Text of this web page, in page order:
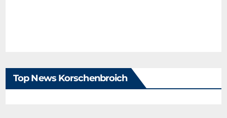
Top News Korschenbroich